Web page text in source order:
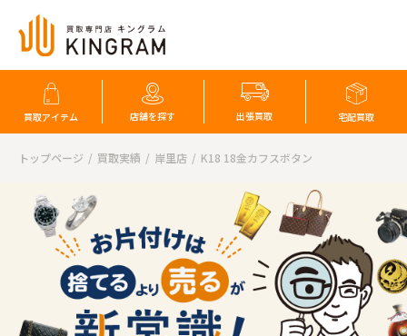
買取アイテム 店舗を探す 出張買取 宅配買取
トップページ 買取実績 岸里店 K18 18金カフスボタン